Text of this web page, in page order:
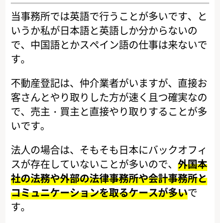
当事務所では英語で行うことが多いです、と
いうか私が日本語と英語しか分からないの
で、中国語とかスペイン語の仕事は来ないで
す。
不動産登記は、仲介業者がいますが、直接お
客さんとやり取りした方が速く且つ確実なの
で、売主・買主と直接やり取りすることが多
いです。
法人の場合は、そもそも日本にバックオフィ
スが存在していないことが多いので、外国本
社の法務や外部の法律事務所や会計事務所と
コミュニケーションを取るケースが多いで
す。